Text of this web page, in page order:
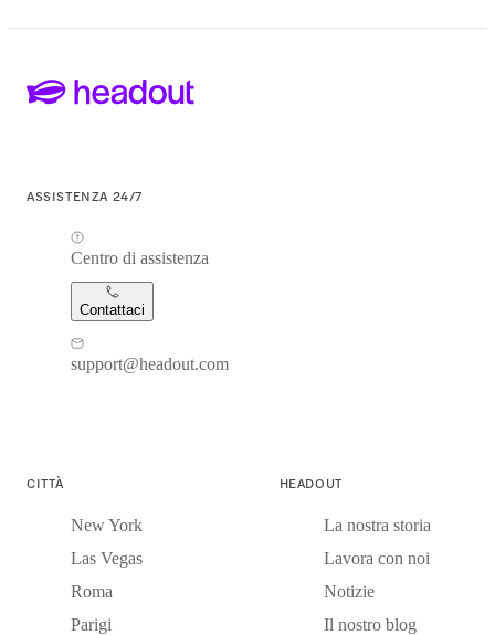
ASSISTENZA 24/7
Centro di assistenza
Contattaci
support@headout.com
CITTÀ
New York
Las Vegas
Roma
Parigi
HEADOUT
La nostra storia
Lavora con noi
Notizie
Il nostro blog